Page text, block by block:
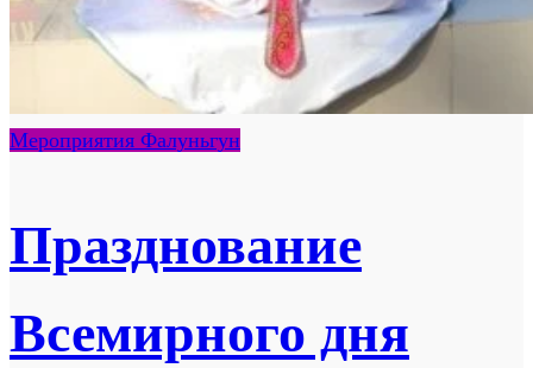
Мероприятия Фалуньгун
Празднование
Всемирного дня